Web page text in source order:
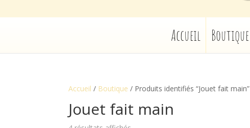
Accueil Boutique
Accueil / Boutique / Produits identifiés “Jouet fait main”
Jouet fait main